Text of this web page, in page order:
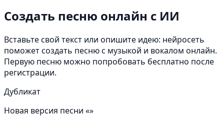
Создать песню онлайн с ИИ
Вставьте свой текст или опишите идею: нейросеть
поможет создать песню с музыкой и вокалом онлайн.
Первую песню можно попробовать бесплатно после
регистрации.
Дубликат
Новая версия песни «»